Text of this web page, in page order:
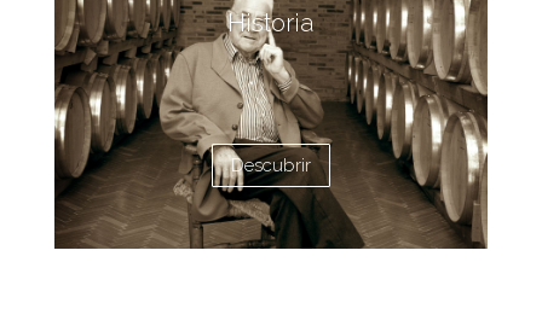
Historia
Descubrir